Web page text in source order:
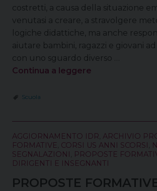
costretti, a causa della situazione
venutasi a creare, a stravolgere
logiche didattiche, ma anche
aiutare bambini, ragazzi e giovani
con uno sguardo diverso …
Continua a leggere
Scuola
AGGIORNAMENTO IDR ARCHIVIO
FORMATIVE CORSI US ANNI SCORSI
SEGNALAZIONI
PROPOSTE
DIRIGENTI E INSEGNANTI
PROPOSTE